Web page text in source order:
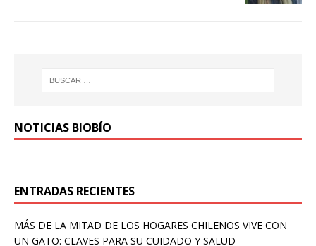
NOTICIAS BIOBÍO
ENTRADAS RECIENTES
MÁS DE LA MITAD DE LOS HOGARES CHILENOS VIVE CON
UN GATO: CLAVES PARA SU CUIDADO Y SALUD